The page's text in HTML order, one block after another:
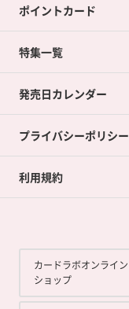
店舗買取について
ネット買取について
買取承諾書について
ポイントカード
ポイントカードTOP
ポイント交換景品
特集一覧
発売日カレンダー
プライバシーポリシー
利用規約
カードラボオンライン
ショップ